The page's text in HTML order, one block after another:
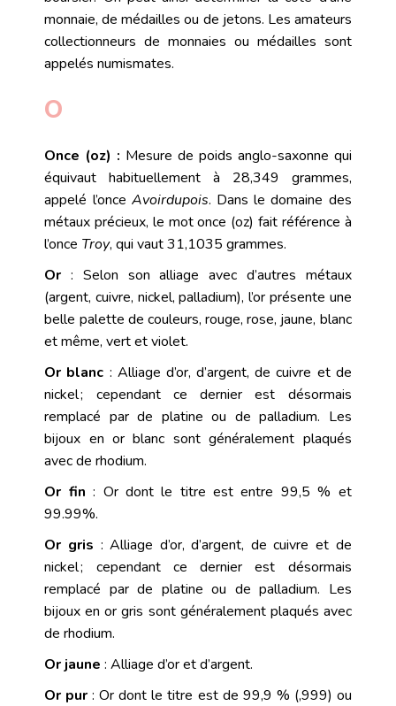
monnaie, de médailles ou de jetons. Les amateurs
collectionneurs de monnaies ou médailles sont
appelés numismates.
O
Once (oz) : Mesure de poids anglo-saxonne qui
équivaut habituellement à 28,349 grammes,
appelé l’once Avoirdupois. Dans le domaine des
métaux précieux, le mot once (oz) fait référence à
l’once Troy, qui vaut 31,1035 grammes.
Or : Selon sonalliage avec d’autres métaux
(argent, cuivre, nickel, palladium), l’or présente une
belle palette de couleurs, rouge, rose, jaune, blanc
et même, vert et violet.
Or blanc : Alliage d’or, d’argent, de cuivre et de
nickel ; cependant ce dernier est désormais
remplacé par de platine ou de palladium. Les
bijoux en or blanc sont généralement plaqués
avec de rhodium.
Or fin : Or dont le titre est entre 99,5 % et
99.99%.
Or gris : Alliage d’or, d’argent, de cuivre et de
nickel ; cependant ce dernier est désormais
remplacé par de platine ou de palladium. Les
bijoux en or gris sont généralement plaqués avec
de rhodium.
Or jaune : Alliage d’or et d’argent.
Or pur : Or dont le titre est de 99,9 % (,999) ou